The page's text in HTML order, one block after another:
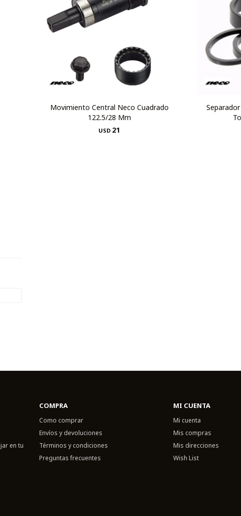
Movimiento Central Neco Cuadrado
122.5/28 Mm
USD 21
en tu
COMPRA
Como comprar
Envíos y devoluciones
Términos y condiciones
Preguntas frecuentes
MI CUENTA
Mi cuenta
Mis compras
Mis direcciones
Wish List